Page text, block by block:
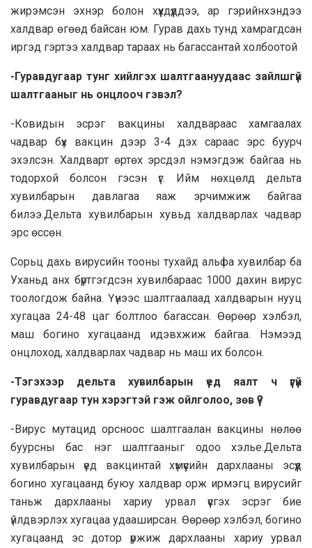
жирэмсэн эхнэр болон хүүхдүүддээ, ар гэрийнхэндээ
халдвар өгөөд байсан юм. Гурав дахь тунд хамрагдсан
иргэд гэртээ халдвар тараах нь багассантай холбоотой
-Гуравдугаар тунг хийлгэх шалтгаануудаас зайлшгүй
шалтгааныг нь онцлооч гэвэл?
-Ковидын эсрэг вакцины халдвараас хамгаалах
чадвар бүх вакцин дээр 3-4 дэх сараас эрс буурч
эхэлсэн. Халдварт өртөх эрсдэл нэмэгдэж байгаа нь
тодорхой болсон гэсэн үг. Ийм нөхцөлд дельта
хувилбарын давлагаа яаж эрчимжиж байгаа
билээ.Дельта хувилбарын хувьд халдварлах чадвар
эрс өссөн.
Сорьц дахь вирусийн тооны тухайд альфа хувилбар ба
Уханьд анх бүртгэгдсэн хувилбараас 1000 дахин вирус
тоологдож байна. Үүнээс шалтгаалаад халдварын нууц
хугацаа 24-48 цаг болтлоо багассан. Өөрөөр хэлбэл,
маш богино хугацаанд идэвхжиж байгаа. Нэмээд
онцлоход, халдварлах чадвар нь маш их болсон.
-Тэгэхээр дельта хувилбарын үед яалт ч үгүй
гуравдугаар тун хэрэгтэй гэж ойлголоо, зөв үү?
-Вирус мутацид орсноос шалтгаалан вакцины нөлөө
буурсны бас нэг шалтгааныг одоо хэлье.Дельта
хувилбарын үед вакцинтай хүмүүсийн дархлааны эсүүд
богино хугацаанд буюу халдвар орж ирмэгц вирусийг
таньж дархлааны хариу урвал үүсгэх эсрэг бие
үйлдвэрлэх хугацаа удааширсан. Өөрөөр хэлбэл, богино
хугацаанд эс дотор үржиж дархлааны хариу урвал